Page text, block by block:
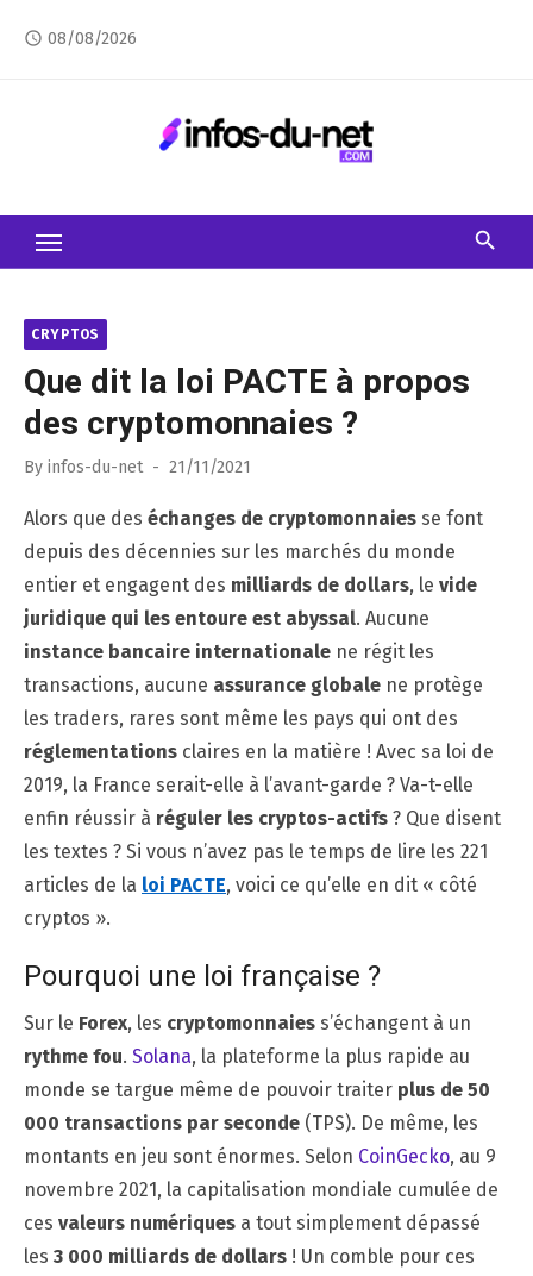
access_time 08/08/2026
CRYPTOS
Que dit la loi PACTE à propos
des cryptomonnaies ?
By infos-du-net
Posted
21/11/2021
Alors que des échanges de cryptomonnaies se font
depuis des décennies sur les marchés du monde
entier et engagent des milliards de dollars, le vide
juridique qui les entoure est abyssal. Aucune
instance bancaire internationale ne régit les
transactions, aucune assurance globale ne protège
les traders, rares sont même les pays qui ont des
réglementations claires en la matière ! Avec sa loi de
2019, la France serait-elle à l’avant-garde ? Va-t-elle
enfin réussir à réguler les cryptos-actifs ? Que disent
les textes ? Si vous n’avez pas le temps de lire les 221
articles de la loi PACTE, voici ce qu’elle en dit « côté
cryptos ».
Pourquoi une loi française ?
Sur le Forex, les cryptomonnaies s’échangent à un
rythme fou. Solana, la plateforme la plus rapide au
monde se targue même de pouvoir traiter plus de 50
000 transactions par seconde (TPS). De même, les
montants en jeu sont énormes. Selon CoinGecko, au 9
novembre 2021, la capitalisation mondiale cumulée de
ces valeurs numériques a tout simplement dépassé
les 3 000 milliards de dollars ! Un comble pour ces